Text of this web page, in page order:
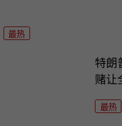
最热
特朗
赌让
最热